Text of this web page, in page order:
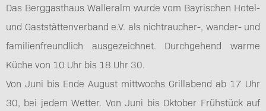
Das Berggasthaus Walleralm wurde vom Bayrischen Hotel-
und Gaststättenverband e.V. als nichtraucher-, wander- und
familienfreundlich ausgezeichnet. Durchgehend warme
Küche von 10 Uhr bis 18 Uhr 30.
Von Juni bis Ende August mittwochs Grillabend ab 17 Uhr
30, bei jedem Wetter. Von Juni bis Oktober Frühstück auf